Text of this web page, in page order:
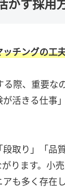
チングの工
際、重要な
活きる仕事
取り」「品
ります。小
も多く存在し